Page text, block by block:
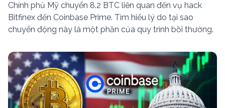
Chính phủ Mỹ chuyển 8.2 BTC liên quan đến vụ hack
Bitfinex đến Coinbase Prime. Tìm hiểu lý do tại sao
chuyển động này là một phần của quy trình bồi thường.